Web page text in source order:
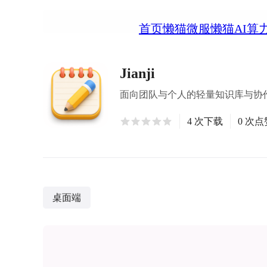
首页懒猫微服懒猫AI算
Jianji
面向团队与个人的轻量知识库与
4 次下载 0 次点
桌面端